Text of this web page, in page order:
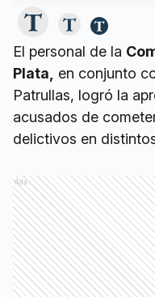
El personal de la
Plata,
en conjunto
Patrullas, logró la
acusados de
delictivos en
Ads